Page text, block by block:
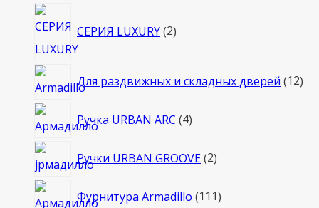
СЕРИЯ LUXURY 2товара
Для раздвижных и складных дверей 1212
Ручка URBAN ARC 44
Ручки URBAN GROOVE 22
Фурнитура Armadillo 111111